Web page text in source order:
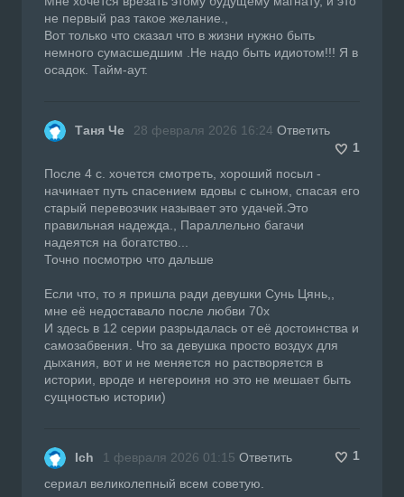
не первый раз такое желание.,
Вот только что сказал что в жизни нужно быть
немного сумасшедшим .Не надо быть идиотом!!! Я в
осадок. Тайм-аут.
Таня Че 28 февраля 2026 16:24 Ответить
1
После 4 с. хочется смотреть, хороший посыл -
начинает путь спасением вдовы с сыном, спасая его
старый перевозчик называет это удачей.Это
правильная надежда., Параллельно багачи
надеятся на богатство...
Точно посмотрю что дальше
Если что, то я пришла ради девушки Сунь Цянь,,
мне её недоставало после любви 70х
И здесь в 12 серии разрыдалась от её достоинства и
самозабвения. Что за девушка просто воздух для
дыхания, вот и не меняется но растворяется в
истории, вроде и негероиня но это не мешает быть
сущностью истории)
Ich 1 февраля 2026 01:15 Ответить
1
сериал великолепный всем советую.